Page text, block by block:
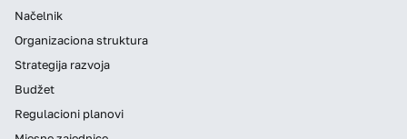
Načelnik
Organizaciona struktura
Strategija razvoja
Budžet
Regulacioni planovi